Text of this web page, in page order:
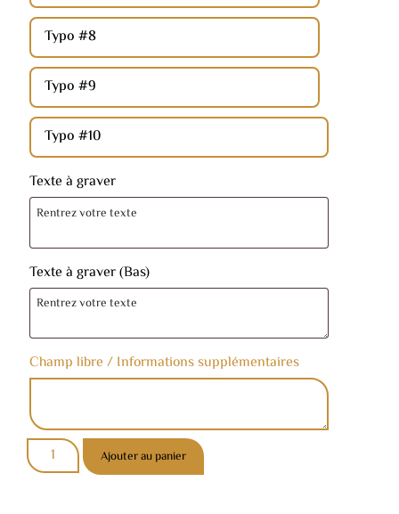
Typo #8
Typo #9
Typo #10
Texte à graver
Texte à graver (Bas)
Champ libre / Informations supplémentaires
Ajouter au panier